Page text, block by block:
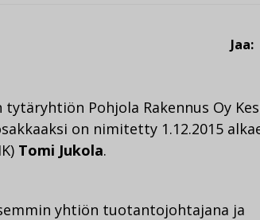
Jaa:
tytäryhtiön Pohjola Rakennus Oy
on nimitetty 1.12.2015
Tomi Jukola.
yhtiön tuotantojohtajana ja